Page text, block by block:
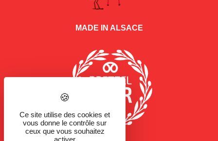
MADE IN ALSACE
Ce site utilise des cookies et
vous donne le contrôle sur
ceux que vous souhaitez
activer